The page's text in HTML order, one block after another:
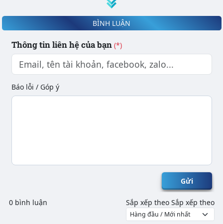
BÌNH LUẬN
Thông tin liên hệ của bạn (*)
Báo lỗi / Góp ý
Gửi
0 bình luận Sắp xếp theo Sắp xếp theo